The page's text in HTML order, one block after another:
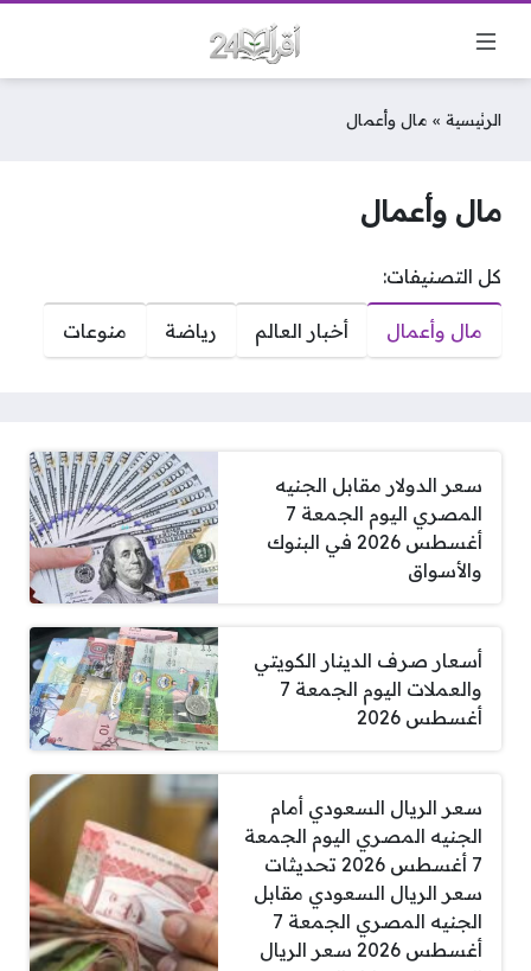
الرئيسية » مال وأعمال
مال وأعمال
كل التصنيفات:
أخبار العالم رياضة مال وأعمال منوعات
سعر الدولار مقابل الجنيه
المصري اليوم الجمعة 7
أغسطس 2026 في البنوك
والأسواق
أسعار صرف الدينار الكويتي
والعملات اليوم الجمعة 7
أغسطس 2026
سعر الريال السعودي أمام
الجنيه المصري اليوم الجمعة
7 أغسطس 2026 تحديثات
سعر الريال السعودي مقابل
الجنيه المصري الجمعة 7
أغسطس 2026 سعر الريال